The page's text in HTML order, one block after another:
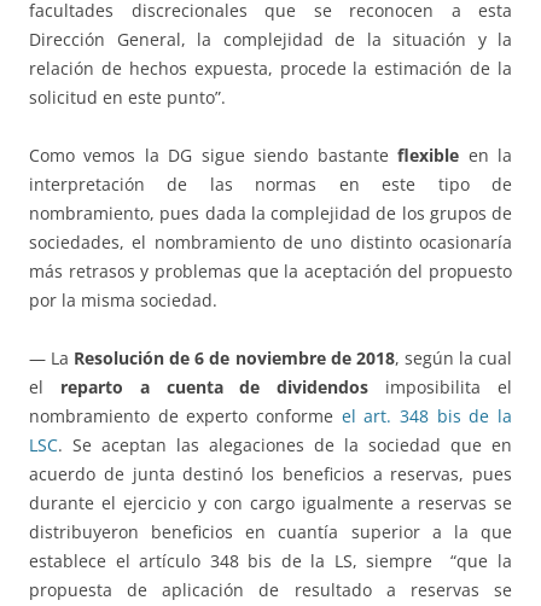
facultades discrecionales que se reconocen a esta
Dirección General, la complejidad de la situación y la
relación de hechos expuesta, procede la estimación de la
solicitud en este punto”.
Como vemos la DG sigue siendo bastanteflexible en la
interpretación de las normas en este tipo de
nombramiento, pues dada la complejidad de los grupos de
sociedades, el nombramiento de uno distinto ocasionaría
más retrasos y problemas que la aceptación del propuesto
por la misma sociedad.
— La Resolución de 6 de noviembre de 2018, según la cual
el reparto a cuenta de dividendos imposibilita el
nombramiento de experto conforme el art. 348 bis de la
LSC. Se aceptan las alegaciones de la sociedad que en
acuerdo de junta destinó los beneficios a reservas, pues
durante el ejercicio y con cargo igualmente a reservas se
distribuyeron beneficios en cuantía superior a la que
establece el artículo 348 bis de la LS, siempre “que la
propuesta de aplicación de resultado a reservas se